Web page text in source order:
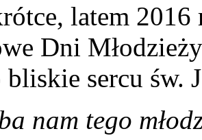
latem
Dni
bliskie sercu św.
nam tego